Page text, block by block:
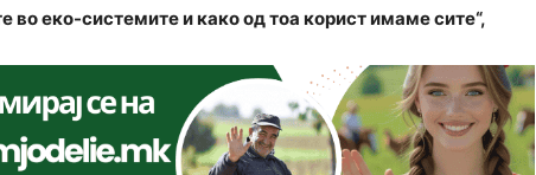
во еко-системите и како од тоа корист имаме сите“,